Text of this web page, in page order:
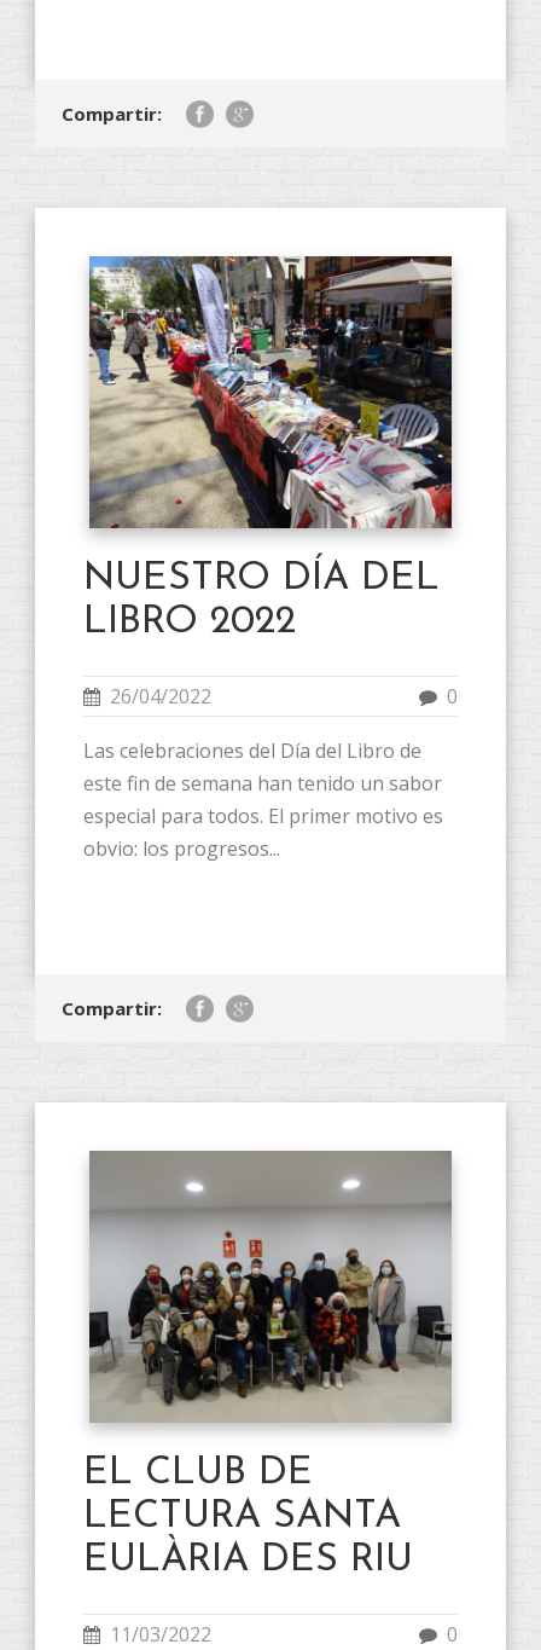
Compartir:
NUESTRO DÍA DEL
LIBRO 2022
26/04/2022 0
Las celebraciones del Día del Libro de
este fin de semana han tenido un sabor
especial para todos. El primer motivo es
obvio: los progresos...
Compartir:
EL CLUB DE
LECTURA SANTA
EULÀRIA DES RIU
11/03/2022 0